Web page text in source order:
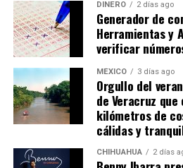
DINERO 2 días ago
Generador de
Herramientas y
verificar
MÉXICO 3 días ago
Orgullo del
de Veracruz
kilómetros de
cálidas y
CHIHUAHUA 2 días